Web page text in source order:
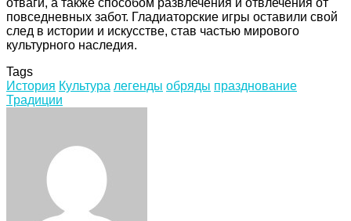
повседневных забот. Гладиаторские игры оставили свой
след в истории и искусстве, став частью мирового
культурного наследия.
Tags
История Культура легенды обряды празднование
Традиции